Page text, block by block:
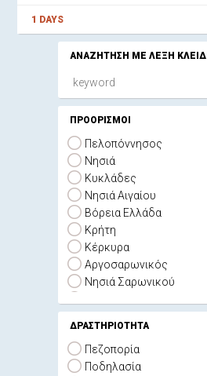
1 DAYS
ΑΝΑΖΗΤΗΣΗ ΜΕ ΛΕΞΗ ΚΛΕΙΔΙ
ΠΡΟΟΡΙΣΜΟΙ
Πελοπόννησος
Νησιά
Κυκλάδες
Νησιά Αιγαίου
Βόρεια Ελλάδα
Κρήτη
Κέρκυρα
Αργοσαρωνικός
Νησιά Σαρωνικού
Αρκαδία
Δελφοί
ΔΡΑΣΤΗΡΙΟΤΗΤΑ
Πεζοπορία
Ποδηλασία